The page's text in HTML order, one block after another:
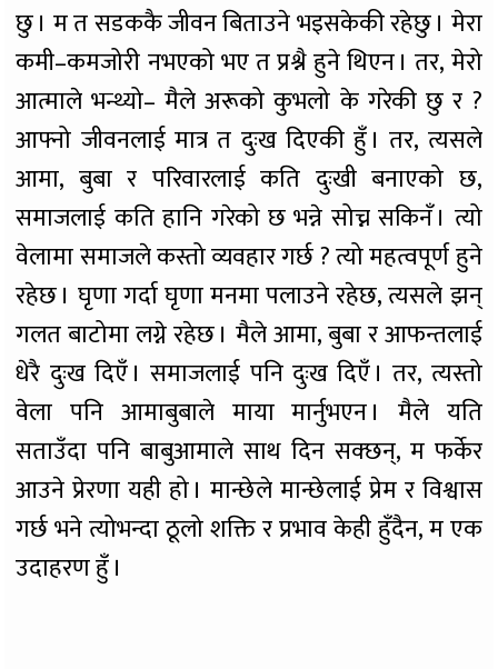
छु । म त सडककै जीवन बिताउने भइसकेकी रहेछु । मेरा
कमी–कमजोरी नभएको भए त प्रश्नै हुने थिएन । तर, मेरो
आत्माले भन्थ्यो– मैले अरूको कुभलो के गरेकी छु र ?
आफ्नो जीवनलाई मात्र त दुःख दिएकी हुँ । तर, त्यसले
आमा, बुबा र परिवारलाई कति दुःखी बनाएको छ,
समाजलाई कति हानि गरेको छ भन्ने सोच्न सकिनँ । त्यो
वेलामा समाजले कस्तो व्यवहार गर्छ ? त्यो महत्वपूर्ण हुने
रहेछ । घृणा गर्दा घृणा मनमा पलाउने रहेछ, त्यसले झन्
गलत बाटोमा लग्ने रहेछ । मैले आमा, बुबा र आफन्तलाई
धेरै दुःख दिएँ । समाजलाई पनि दुःख दिएँ । तर, त्यस्तो
वेला पनि आमाबुबाले माया मार्नुभएन । मैले यति
सताउँदा पनि बाबुआमाले साथ दिन सक्छन्, म फर्केर
आउने प्रेरणा यही हो । मान्छेले मान्छेलाई प्रेम र विश्वास
गर्छ भने त्योभन्दा ठूलो शक्ति र प्रभाव केही हुँदैन, म एक
उदाहरण हुँ ।